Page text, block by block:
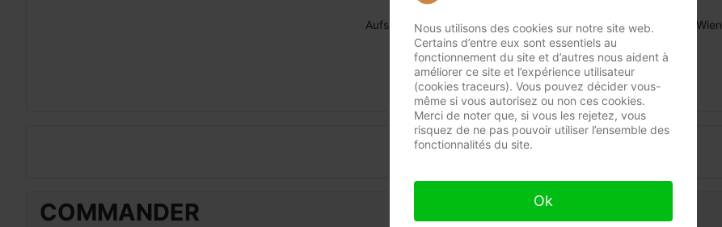
COMMANDER
Aufsichtsbehörde: Mag. Bezirksamt für den 3. und 11. Bezirk / Wien
Déclaration de confidentialité
Nous utilisons des cookies sur notre site web.
Certains d’entre eux sont essentiels au
fonctionnement du site et d’autres nous aident à
améliorer ce site et l’expérience utilisateur
(cookies traceurs). Vous pouvez décider vous-
même si vous autorisez ou non ces cookies.
Merci de noter que, si vous les rejetez, vous
risquez de ne pas pouvoir utiliser l’ensemble des
fonctionnalités du site.
Ok